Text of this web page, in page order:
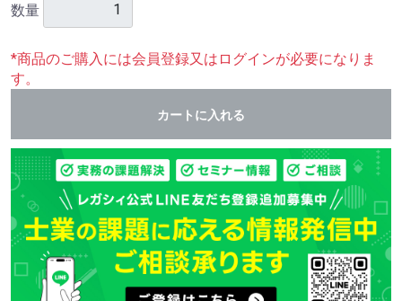
数量
*商品のご購入には会員登録又はログインが必要になりま
す。
カートに入れる